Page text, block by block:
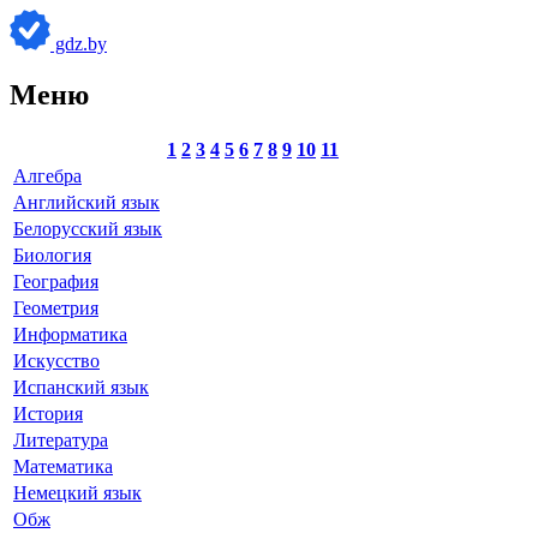
gdz.by
Меню
1 2 3 4 5 6 7 8 9 10 11
Алгебра
Английский язык
Белорусский язык
Биология
География
Геометрия
Информатика
Искусство
Испанский язык
История
Литература
Математика
Немецкий язык
Обж